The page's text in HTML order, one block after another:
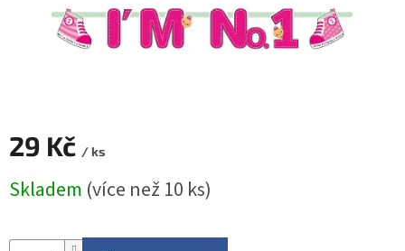
PŮJČOVNA
29 Kč / ks
cena:
Skladem (více než 10 ks)